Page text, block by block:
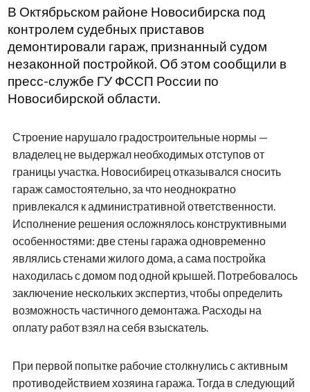
В Октябрьском районе Новосибирска под
контролем судебных приставов
демонтировали гараж, признанный судом
незаконной постройкой. Об этом сообщили в
пресс-службе ГУ ФССП России по
Новосибирской области.
Строение нарушало градостроительные нормы —
владелец не выдержал необходимых отступов от
границы участка. Новосибирец отказывался сносить
гараж самостоятельно, за что неоднократно
привлекался к административной ответственности.
Исполнение решения осложнялось конструктивными
особенностями: две стены гаража одновременно
являлись стенами жилого дома, а сама постройка
находилась с домом под одной крышей. Потребовалось
заключение нескольких экспертиз, чтобы определить
возможность частичного демонтажа. Расходы на
оплату работ взял на себя взыскатель.
При первой попытке рабочие столкнулись с активным
противодействием хозяина гаража. Тогда в следующий